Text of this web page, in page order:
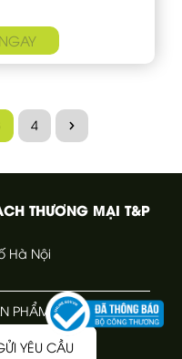
4
THƯƠNG MẠI T&P
Hà Nội
PHẨM
YÊU CẦU